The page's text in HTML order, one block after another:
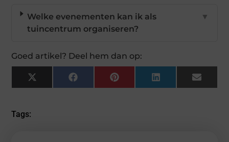
Welke evenementen kan ik als
tuincentrum organiseren?
▼
Goed artikel? Deel hem dan op:
X
(Twitter)
FacebookPinterestLinkedIn Email
Tags: